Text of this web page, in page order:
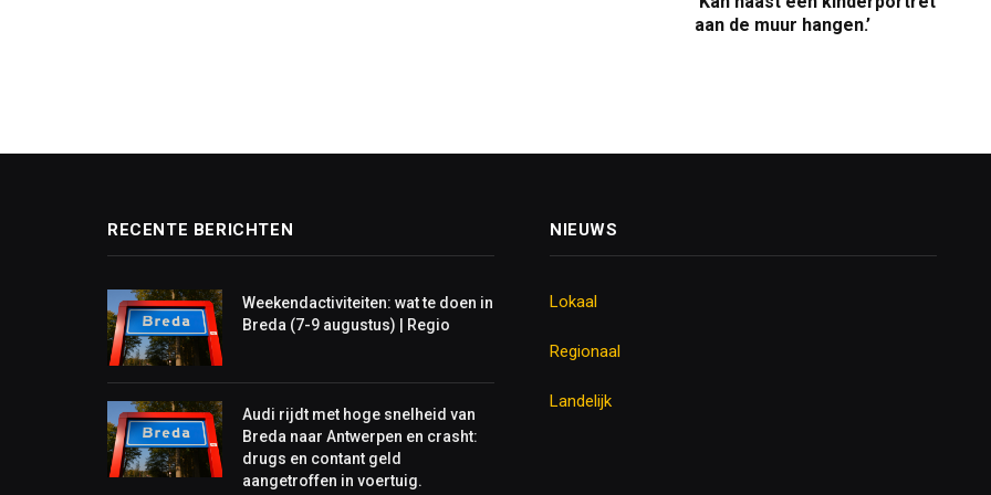
aan de muur hangen.’
RECENTE BERICHTEN
Weekendactiviteiten: wat te doen in
Breda (7-9 augustus) | Regio
Audi rijdt met hoge snelheid van
Breda naar Antwerpen en crasht:
drugs en contant geld
aangetroffen in voertuig.
NIEUWS
Lokaal
Regionaal
Landelijk